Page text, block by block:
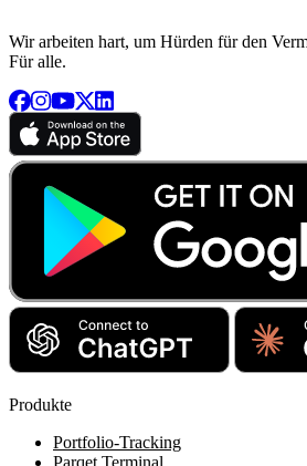
Wir arbeiten hart, um Hürden für den
Für alle.
Produkte
Portfolio-Tracking
Parqet Terminal